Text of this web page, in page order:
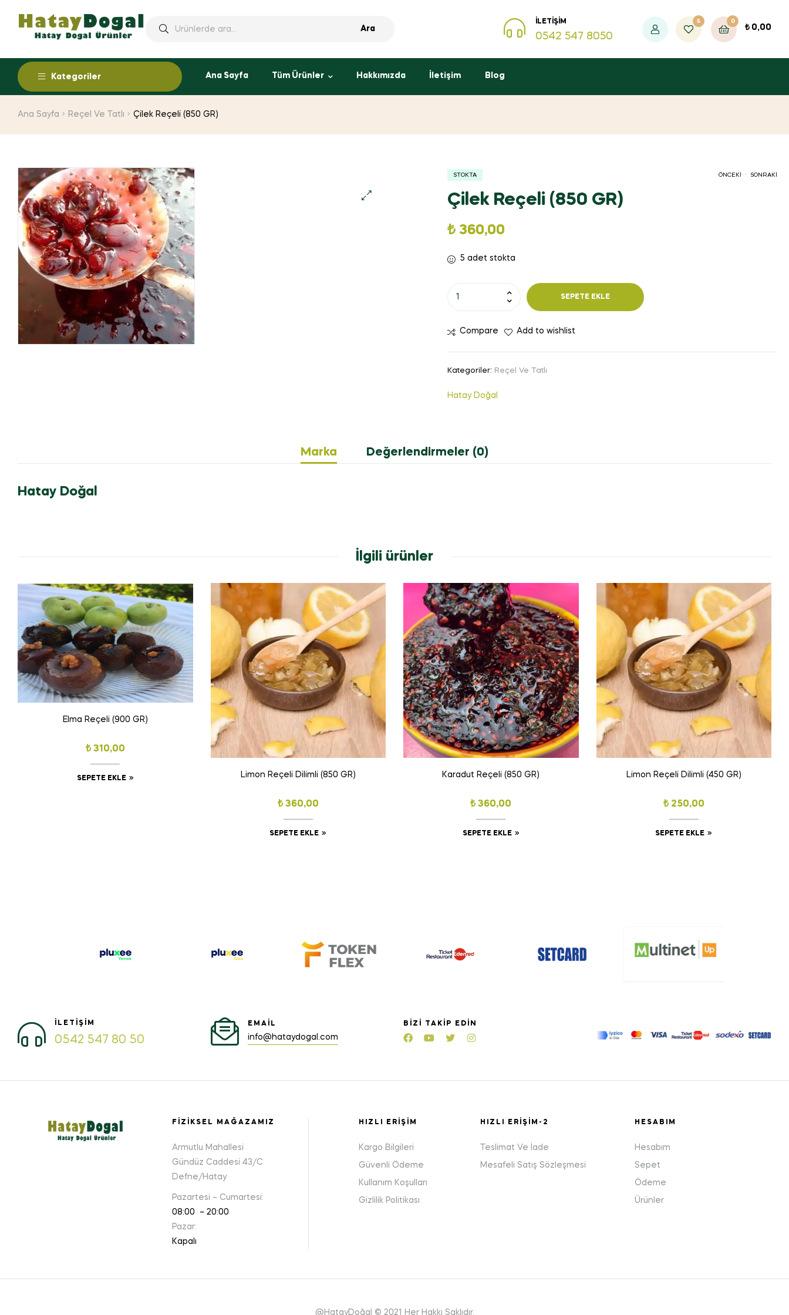
Ara
İLETIŞIM
0542 547 8050
5 0
₺ 0,00
Kategoriler Ana Sayfa Tüm Ürünler Hakkımızda İletişim Blog
Ana Sayfa Reçel Ve Tatlı Çilek Reçeli (850 GR)
ÖNCEKI . SONRAKI
STOKTA
Çilek Reçeli (850 GR)
₺ 360,00
5 adet stokta
SEPETE EKLE
Compare Add to wishlist
Kategoriler: Reçel Ve Tatlı
Hatay Doğal
Marka Değerlendirmeler (0)
Hatay Doğal
İlgili ürünler
Elma Reçeli (900 GR)
₺310,00
SEPETE EKLE Limon Reçeli Dilimli (850 GR)
₺360,00
SEPETE EKLE
Karadut Reçeli (850 GR)
₺360,00
SEPETE EKLE
Limon Reçeli Dilimli (450 GR)
₺250,00
SEPETE EKLE
İLETIŞIM
0542 547 80 50
EMAIL
info@hataydogal.com
BIZI TAKIP EDIN
FIZIKSEL MAĞAZAMIZ
Armutlu Mahallesi
Gündüz Caddesi 43/C
Defne/Hatay
Pazartesi – Cumartesi:
08:00 – 20:00
Pazar:
Kapalı
HIZLI ERIŞIM
Kargo Bilgileri
Güvenli Ödeme
Kullanım Koşulları
Gizlilik Politikası
HIZLI ERIŞIM-2
Teslimat Ve İade
Mesafeli Satış Sözleşmesi
HESABIM
Hesabım
Sepet
Ödeme
Ürünler
@HatayDoğal © 2021 Her Hakkı Saklıdır.